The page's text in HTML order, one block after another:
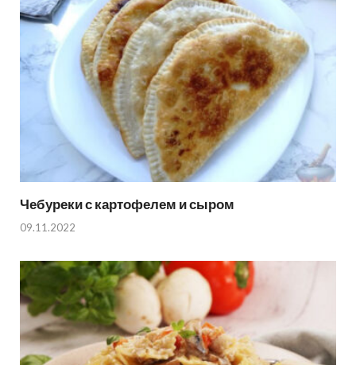
Чебуреки с картофелем и сыром
09.11.2022